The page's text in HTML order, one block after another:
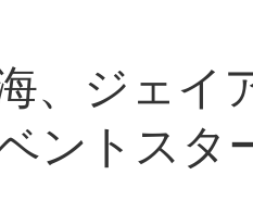
、ジェイ
ントスタ